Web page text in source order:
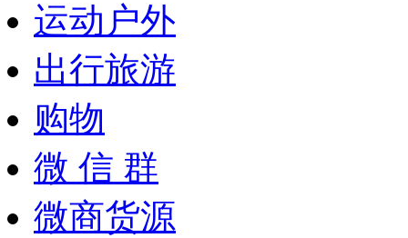
运动户外
出行旅游
购物
微 信 群
微商货源